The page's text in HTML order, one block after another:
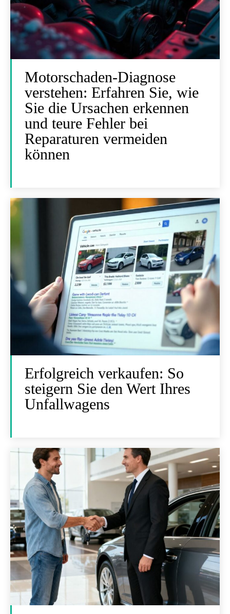
Motorschaden-Diagnose
verstehen: Erfahren Sie, wie
Sie die Ursachen erkennen
und teure Fehler bei
Reparaturen vermeiden
können
Erfolgreich verkaufen: So
steigern Sie den Wert Ihres
Unfallwagens